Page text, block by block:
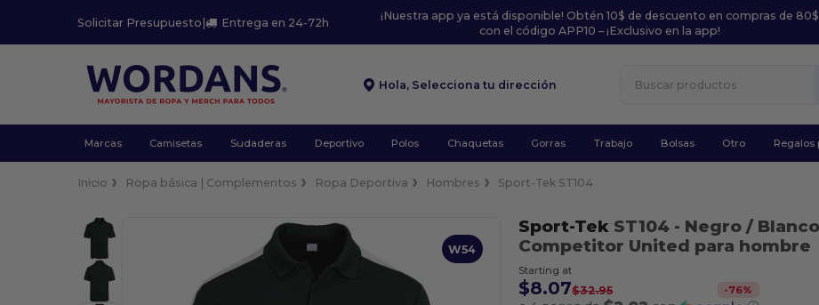
Solicitar Presupuesto | Entrega en 24-72h
¡Nuestra app ya está disponible! Obtén 10$ de descuento en compras de 80$
con el código APP10 – ¡Exclusivo en la app!
Hola, Selecciona tu dirección
Marcas Camisetas Sudaderas Deportivo Polos Chaquetas Gorras Trabajo Bolsas Otro Regalos
Inicio Ropa básica | Complementos Ropa Deportiva Hombres Sport-Tek ST104
W54
Sport-TekST104 - Negro / Blanco
Competitor United para hombre
Starting at
$8.07$32.95 -76%